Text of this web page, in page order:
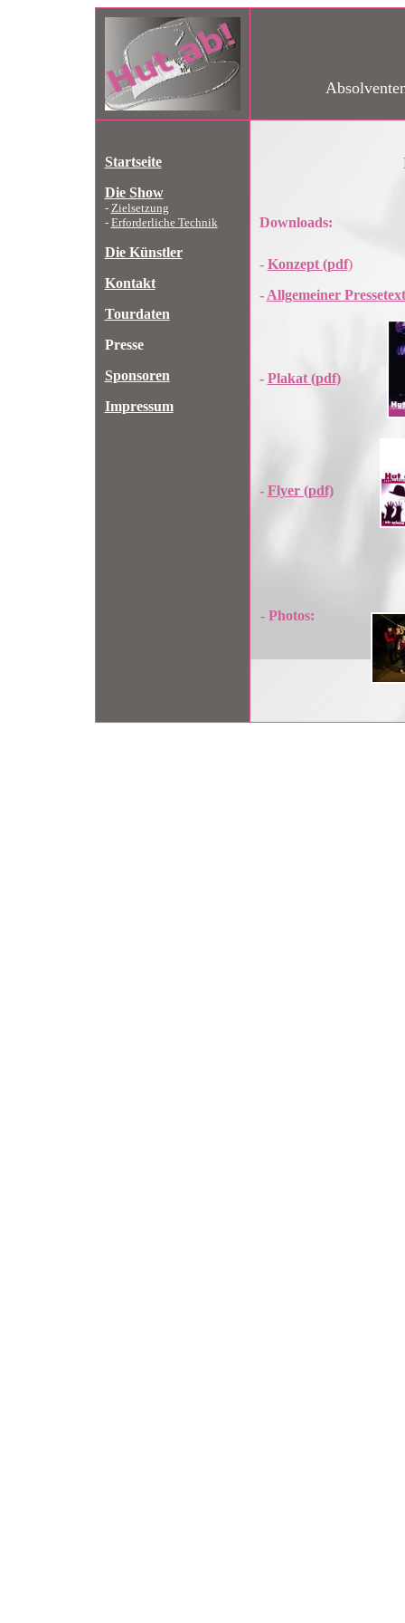
Startseite
Die Show
- Zielsetzung
- Erforderliche Technik
Die Künstler
Kontakt
Tourdaten
Presse
Sponsoren
Impressum
Downloads:
- Konzept (pdf)
- Allgemeiner
- Plakat (pdf)
- Flyer (pdf)
- Photos: